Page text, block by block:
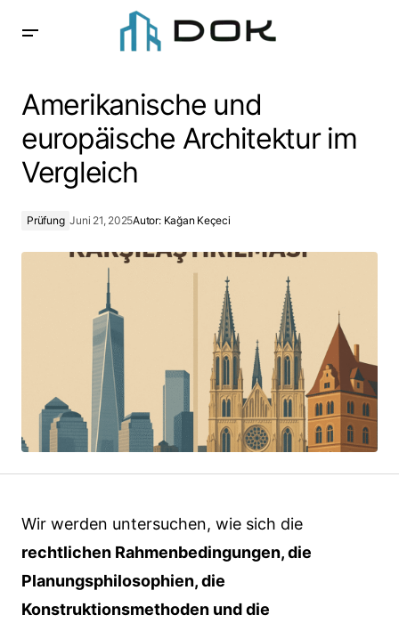
Amerikanische und
europäische Architektur im
Vergleich
Prüfung Juni 21, 2025Autor: Kağan Keçeci
Wir werden untersuchen, wie sich die
rechtlichen Rahmenbedingungen, die
Planungsphilosophien, die
Konstruktionsmethoden und die